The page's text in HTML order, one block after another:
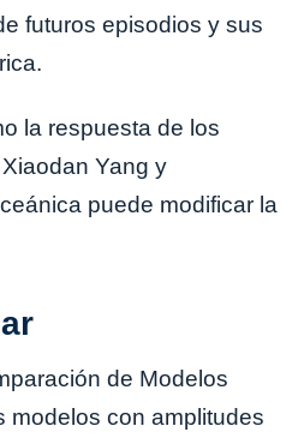
futuros episodios y sus
la respuesta de los
Yang y
puede modificar la
de Modelos
modelos con amplitudes